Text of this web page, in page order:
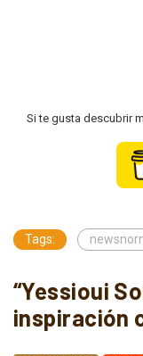
Si te gusta descubrir
Tags:
“Yessioui
inspiración